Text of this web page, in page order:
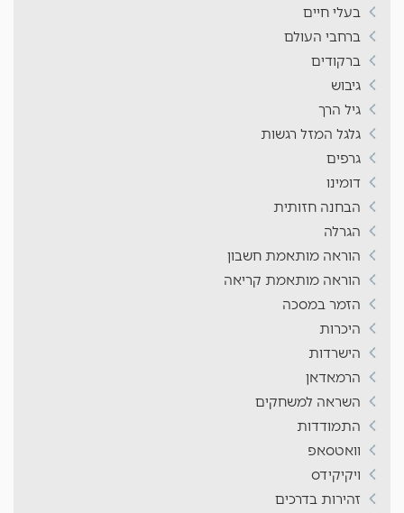
בעלי חיים
ברחבי העולם
ברקודים
גיבוש
גיל הרך
גלגל המזל רגשות
גרפים
דומינו
הבחנה חזותית
הגרלה
הוראה מותאמת חשבון
הוראה מותאמת קריאה
הזמר במסכה
היכרות
הישרדות
הרמאדאן
השראה למשחקים
התמודדות
וואטסאפ
ויקיקידס
זהירות בדרכים